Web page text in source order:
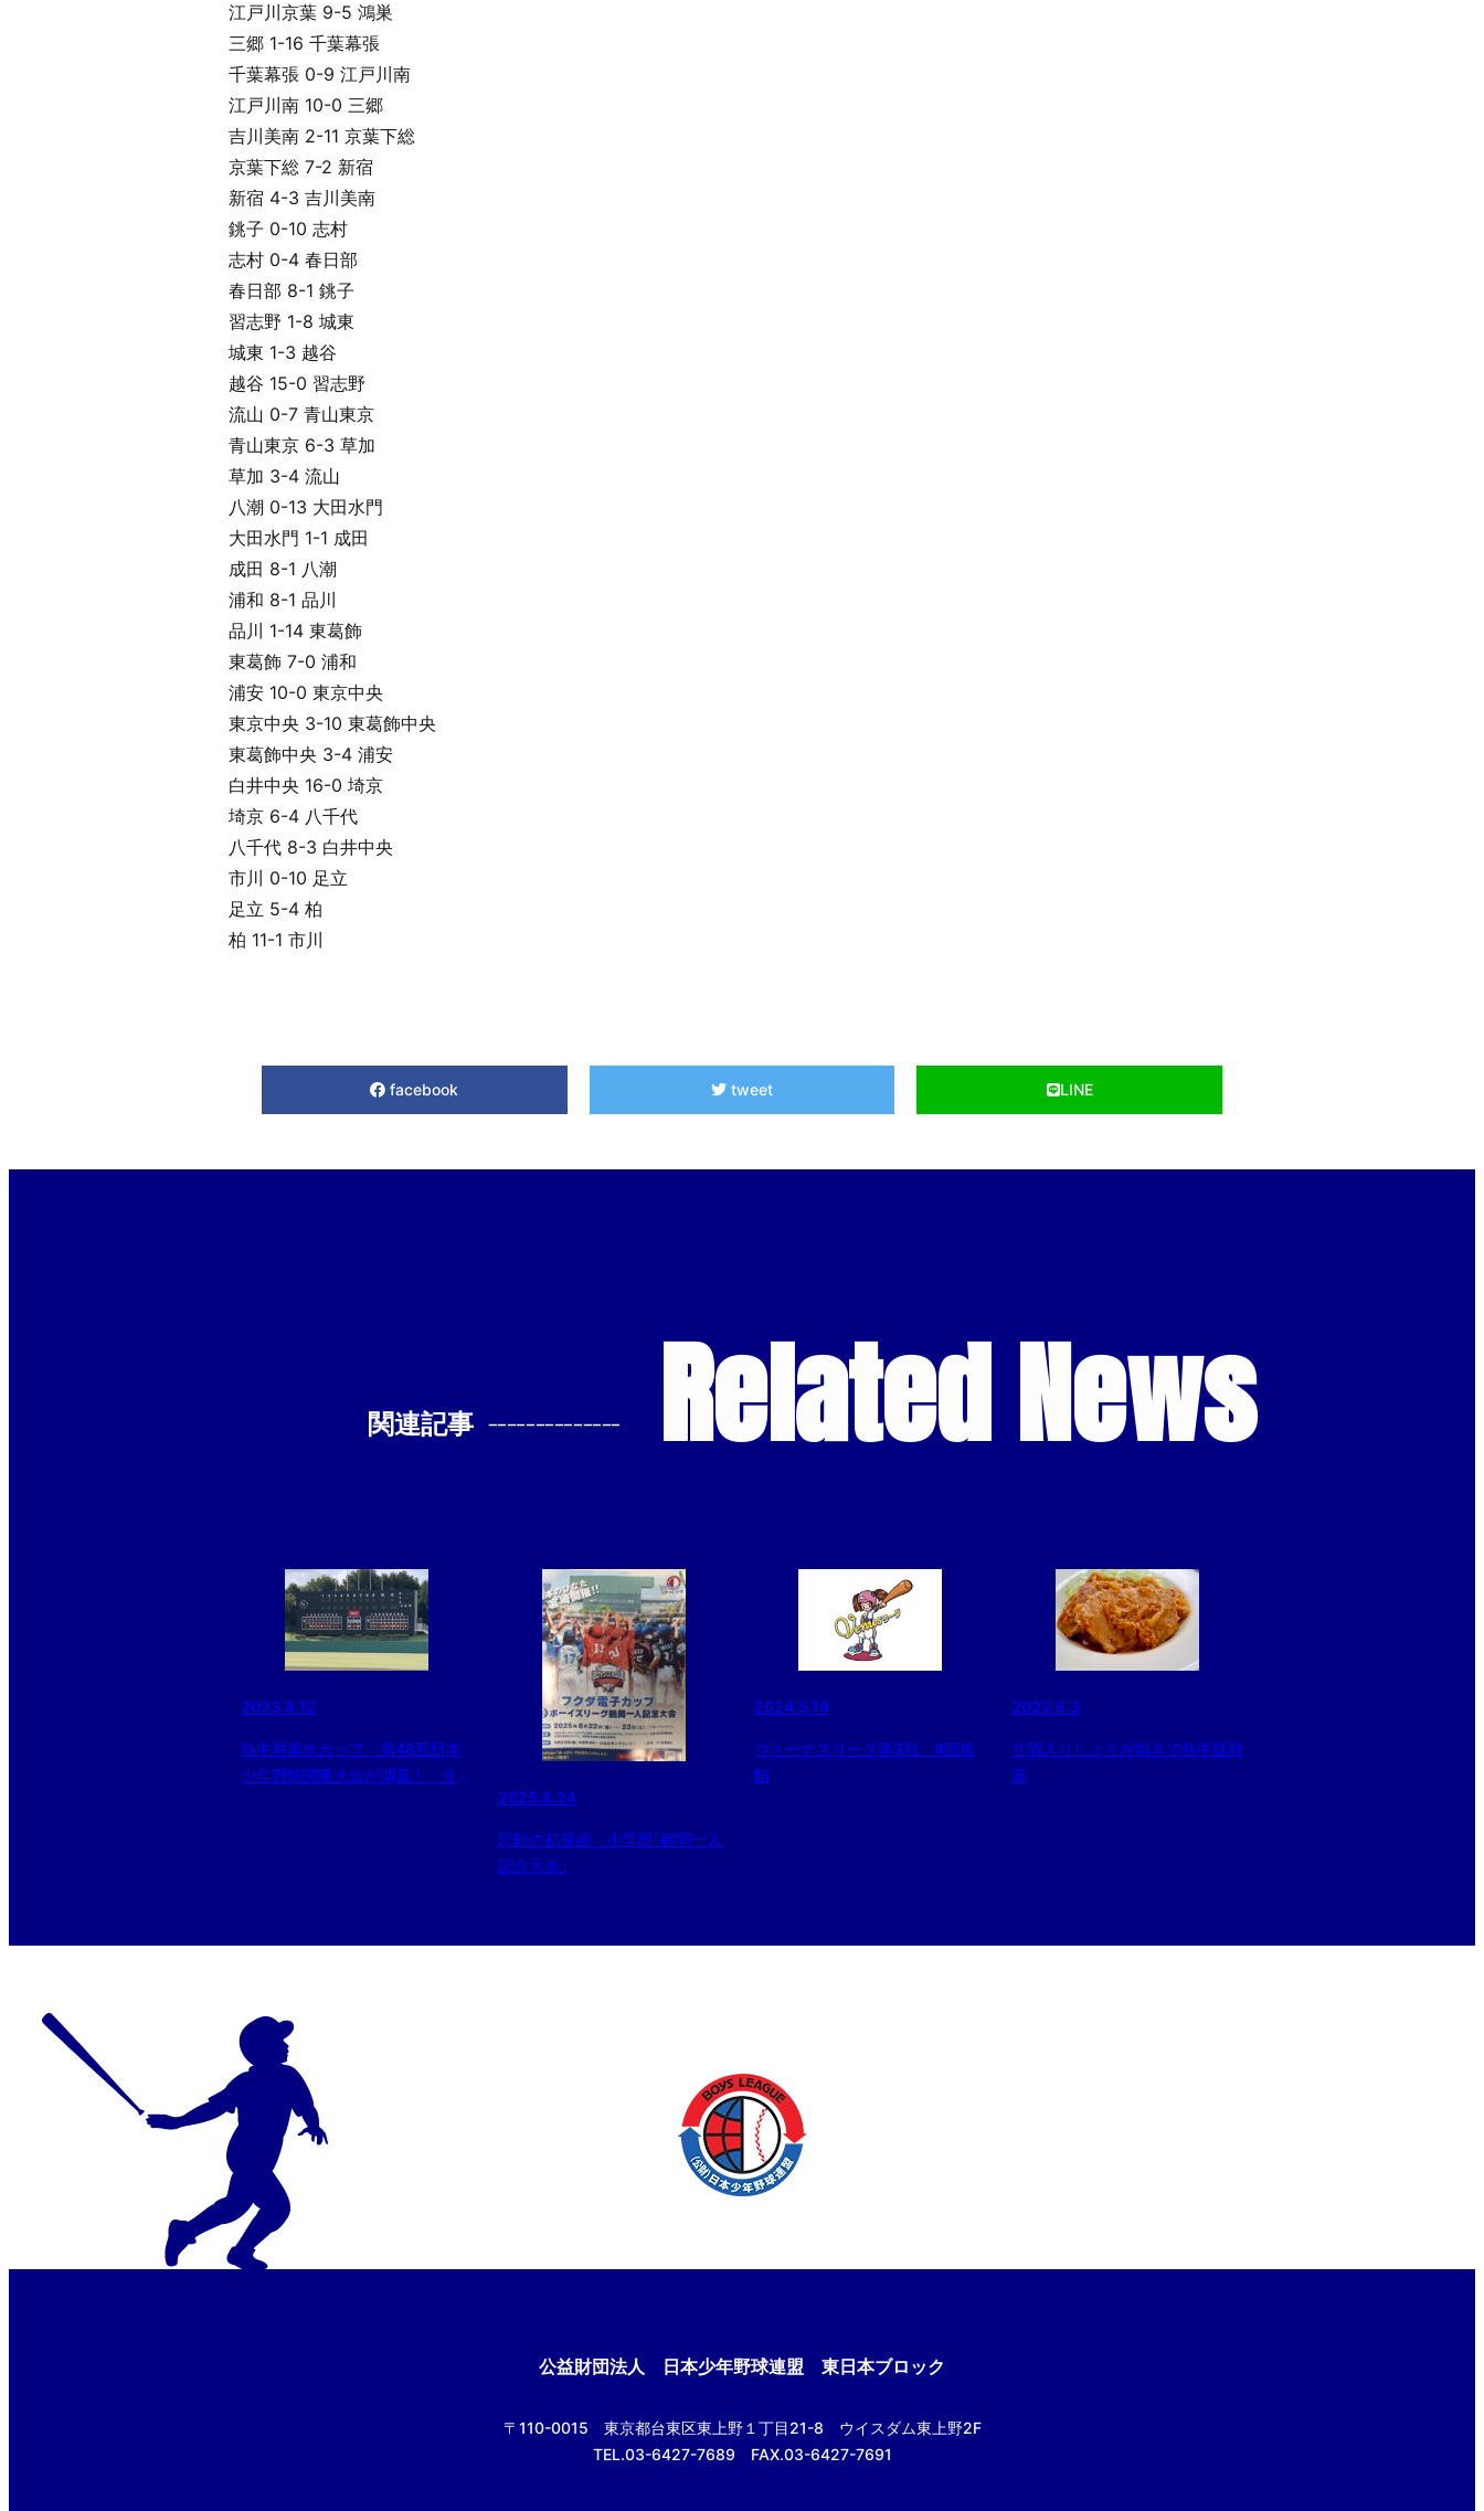
江戸川京葉 9-5 鴻巣
三郷 1-16 千葉幕張
千葉幕張 0-9 江戸川南
江戸川南 10-0 三郷
吉川美南 2-11 京葉下総
京葉下総 7-2 新宿
新宿 4-3 吉川美南
銚子 0-10 志村
志村 0-4 春日部
春日部 8-1 銚子
習志野 1-8 城東
城東 1-3 越谷
越谷 15-0 習志野
流山 0-7 青山東京
青山東京 6-3 草加
草加 3-4 流山
八潮 0-13 大田水門
大田水門 1-1 成田
成田 8-1 八潮
浦和 8-1 品川
品川 1-14 東葛飾
東葛飾 7-0 浦和
浦安 10-0 東京中央
東京中央 3-10 東葛飾中央
東葛飾中央 3-4 浦安
白井中央 16-0 埼京
埼京 6-4 八千代
八千代 8-3 白井中央
市川 0-10 足立
足立 5-4 柏
柏 11-1 市川
facebook tweet LINE
関連記事 -------------- Related News
2023.8.12
熱中対策水カップ 第48回日本
少年野球関東大会が開幕！ オー
2025.8.24
悲願の初優勝 小学部｢鶴岡一人
記念大会｣
2024.5.19
ヴィーナスリーグ第3戦 4回攻
防
2022.6.3
甘酒入りしょうが焼きで熱中症対
策
公益財団法人 日本少年野球連盟 東日本ブロック
〒110-0015 東京都台東区東上野１丁目21-8 ウイスダム東上野2F
TEL.03-6427-7689 FAX.03-6427-7691